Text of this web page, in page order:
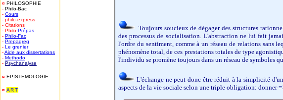
¤ PHILOSOPHIE
- Philo-Bac
- Cours
- philo-express
- Citations
- Philo-Prépas
- Philo-Fac
- Prepagreg
- Le grenier
-Aide aux dissertations
- Methodo
- Psychanalyse
¤ EPISTEMOLOGIE
¤ ART
Toujours soucieux de dégager des structures
des processus de socialisation. L'abstraction ne lui fait
l'ordre du sentiment, comme à un réseau de relations
phénomène total, de ces prestations totales de type
l'individu se promène toujours dans un réseau de symboles
L'échange ne peut donc être réduit à la simplicité
aspects de la vie sociale selon une triple obligation: donner